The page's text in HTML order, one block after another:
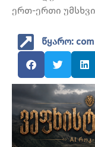
ერთ-ერთი
წყარო: